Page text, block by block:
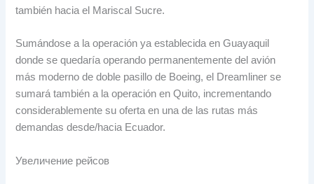
también hacia el Mariscal Sucre.
Sumándose a la operación ya establecida en Guayaquil
donde se quedaría operando permanentemente del avión
más moderno de doble pasillo de Boeing,el Dreamliner se
sumará también a la operación en Quito, incrementando
considerablemente su oferta en una de las rutas más
demandas desde/hacia Ecuador.
Увеличение рейсов